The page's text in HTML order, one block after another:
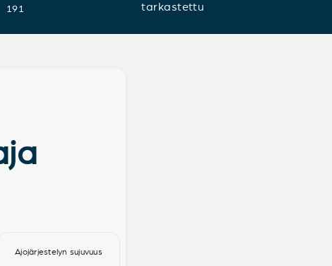
191
tarkastettu
Ajojärjestelyn sujuvuus